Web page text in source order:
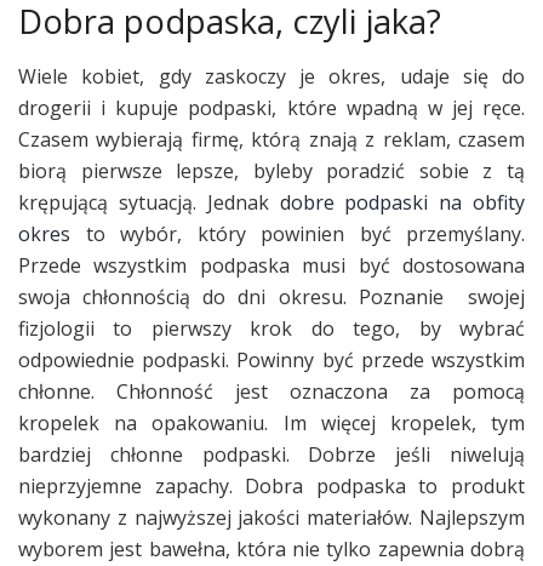
Dobra podpaska, czyli jaka?
Wiele kobiet, gdy zaskoczy je okres, udaje się do
drogerii i kupuje podpaski, które wpadną w jej ręce.
Czasem wybierają firmę, którą znają z reklam, czasem
biorą pierwsze lepsze, byleby poradzić sobie z tą
krępującą sytuacją. Jednak dobre podpaski na obfity
okres to wybór, który powinien być przemyślany.
Przede wszystkim podpaska musi być dostosowana
swoja chłonnością do dni okresu. Poznanie swojej
fizjologii to pierwszy krok do tego, by wybrać
odpowiednie podpaski. Powinny być przede wszystkim
chłonne. Chłonność jest oznaczona za pomocą
kropelek na opakowaniu. Im więcej kropelek, tym
bardziej chłonne podpaski. Dobrze jeśli niwelują
nieprzyjemne zapachy. Dobra podpaska to produkt
wykonany z najwyższej jakości materiałów. Najlepszym
wyborem jest bawełna, która nie tylko zapewnia dobrą